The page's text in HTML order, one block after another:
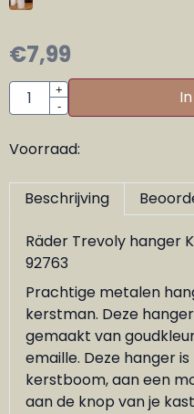
€7,99
Aantal
+
-
Voorraad:
Beschrijving
Räder Trevoly hanger
92763
Prachtige metalen
kerstman. Deze
gemaakt van
emaille. Deze hanger
kerstboom, aan een
aan de knop van je